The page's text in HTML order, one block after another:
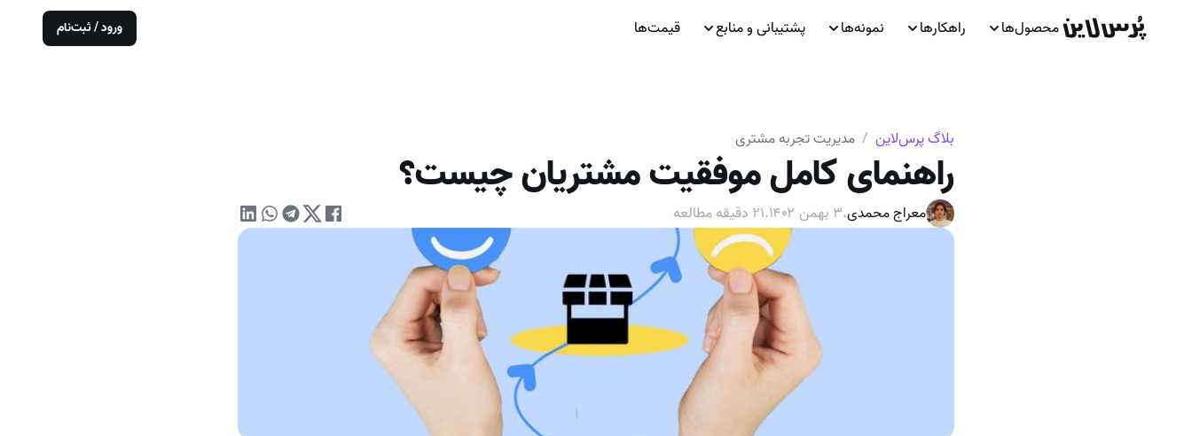
محصول‌ها راهکارها نمونه‌ها پشتیبانی و منابع قیمت‌ها ورود / ثبت‌نام
بلاگ پرس‌لاین / مدیریت تجربه مشتری
راهنمای کامل موفقیت مشتریان چیست؟
معراج محمدی.۳ بهمن ۱۴۰۲ .۲۱ دقیقه مطالعه